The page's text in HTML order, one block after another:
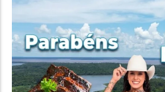
Política
Santa Helena e Região
Saúde e Bem-Estar